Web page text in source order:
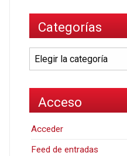
Categorías
Categorías
Acceso
Acceder
Feed de entradas